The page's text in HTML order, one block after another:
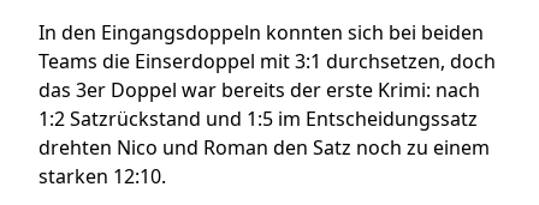
In den Eingangsdoppeln konnten sich bei beiden
Teams die Einserdoppel mit 3:1 durchsetzen, doch
das 3er Doppel war bereits der erste Krimi: nach
1:2 Satzrückstand und 1:5 im Entscheidungssatz
drehten Nico und Roman den Satz noch zu einem
starken 12:10.